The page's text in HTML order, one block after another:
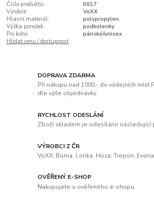
Číslo produktu:
0017
Výrobce:
VoXX
Hlavní materiál:
polypropylen
Výška ponožek:
podkolenky
Pro koho:
pánské/unisex
Hlídat cenu / dostupnost
DOPRAVA ZDARMA
Při nákupu nad 1000,- do výdejních míst
dle výše objednávky.
RYCHLOST ODESLÁNÍ
Zboží skladem je odesíláno následující
VÝROBCI Z ČR
VoXX, Boma, Lonka, Hoza, Trepon,
OVĚŘENÝ E-SHOP
Nakupujete u ověřeného e-shopu.